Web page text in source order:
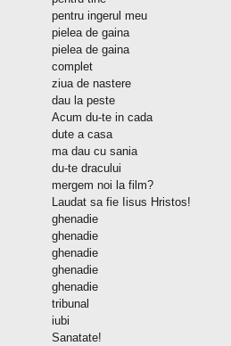
pentru ingerul meu
pielea de gaina
pielea de gaina
complet
ziua de nastere
dau la peste
Acum du-te in cada
dute a casa
ma dau cu sania
du-te dracului
mergem noi la film?
Laudat sa fie Iisus Hristos!
ghenadie
ghenadie
ghenadie
ghenadie
ghenadie
tribunal
iubi
Sanatate!